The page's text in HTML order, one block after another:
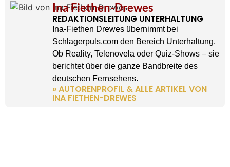
Ina Fiethen-Drewes
REDAKTIONSLEITUNG UNTERHALTUNG
Ina-Fiethen Drewes übernimmt bei
Schlagerpuls.com den Bereich Unterhaltung.
Ob Reality, Telenovela oder Quiz-Shows – sie
berichtet über die ganze Bandbreite des
deutschen Fernsehens.
» AUTORENPROFIL & ALLE ARTIKEL VON
INA FIETHEN-DREWES